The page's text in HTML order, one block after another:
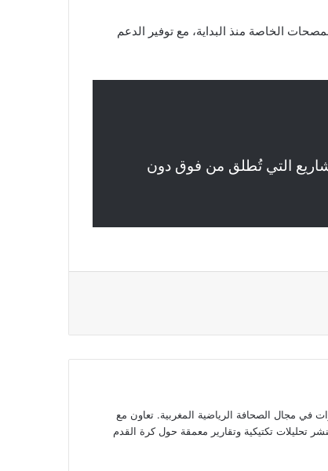
الخاصة منذ البداية، مع توفير الدعم
التي تُطلق من فوق دون
مجال الصحافة الرياضية المغربية. تعاون مع
تحليلات تكتيكية وتقارير معمقة حول كرة القدم